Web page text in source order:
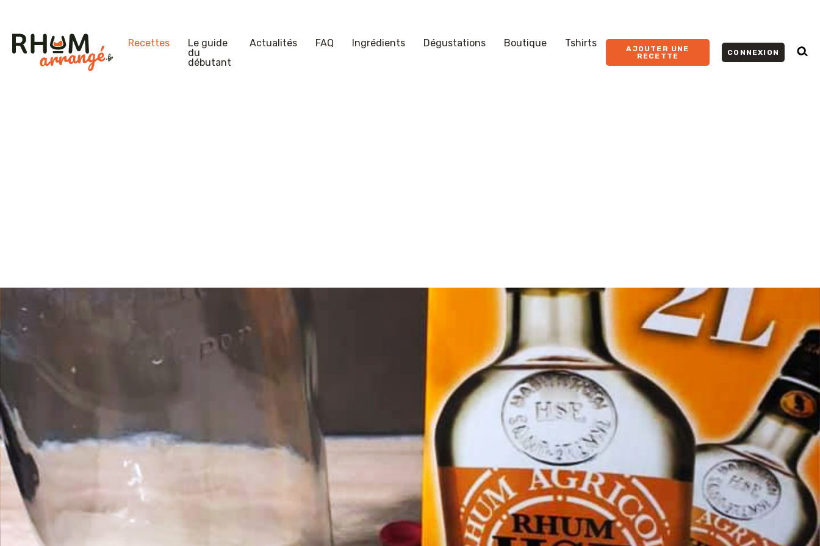
Recettes
Le guide
du
débutant
Actualités FAQ Ingrédients Dégustations Boutique Tshirts
AJOUTER UNE
RECETTE
CONNEXION